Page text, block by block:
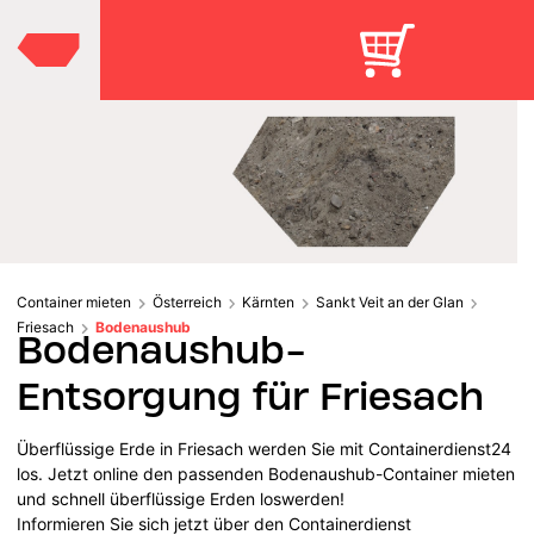
Container mieten Österreich Kärnten
Sankt Veit an der Glan
Friesach
Bodenaushub
Bodenaushub-
Entsorgung für Friesach
Überflüssige Erde in Friesach werden Sie mit Containerdienst24
los. Jetzt online den passenden Bodenaushub-Container mieten
und schnell überflüssige Erden loswerden!
Informieren Sie sich jetzt über den Containerdienst